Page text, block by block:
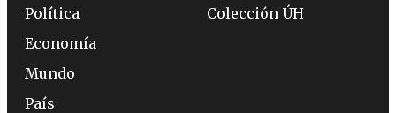
Política
Economía
Mundo
País
Colección ÚH